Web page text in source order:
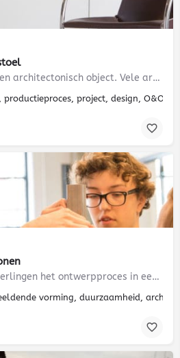
Een stoel is bij uitstek een architectonisch object. Vele architecten hebben zich in de geschiedenis gebogen…
productieproces, project, design, O&O,
In dit project ervaren leerlingen het ontwerpproces in een ruimtelijke opgave waarin de toekomst van het…
vorming, duurzaamheid,